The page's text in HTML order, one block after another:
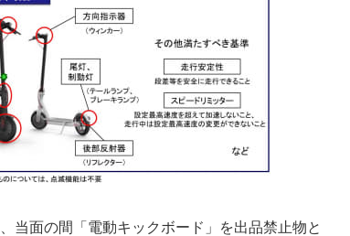
当面の間「電動キックボード」を出品禁止物と